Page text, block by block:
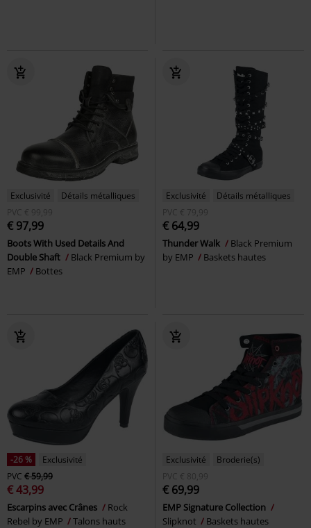
Exclusivité
Détails métalliques
PVC € 99,99
€ 97,99
Boots With Used Details And
Double Shaft
Black Premium by
EMP
Bottes
Exclusivité
Détails métalliques
PVC € 79,99
€ 64,99
Thunder Walk
Black Premium
by EMP
Baskets hautes
-26 %
Exclusivité
PVC € 59,99
€ 43,99
Escarpins avec Crânes
Rock
Rebel by EMP
Talons hauts
Exclusivité
Broderie(s)
PVC € 80,99
€ 69,99
EMP Signature Collection
Slipknot
Baskets hautes